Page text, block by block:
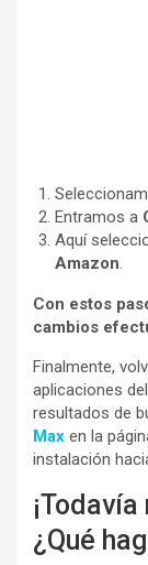
Entramos a
Aquí
Amazon.
Con estos
cambios
Finalmente,
aplicaciones del
resultados de
Max en la
instalación
¿Qué